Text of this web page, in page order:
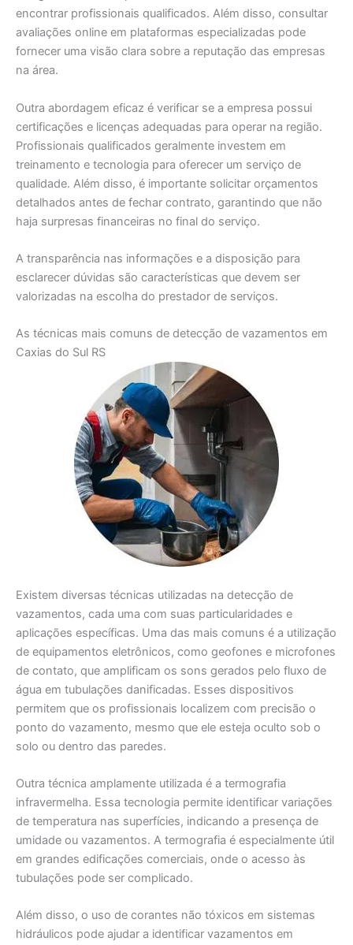
encontrar profissionais qualificados. Além disso, consultar
avaliações online em plataformas especializadas pode
fornecer uma visão clara sobre a reputação das empresas
na área.
Outra abordagem eficaz é verificar se a empresa possui
certificações e licenças adequadas para operar na região.
Profissionais qualificados geralmente investem em
treinamento e tecnologia para oferecer um serviço de
qualidade. Além disso, é importante solicitar orçamentos
detalhados antes de fechar contrato, garantindo que não
haja surpresas financeiras no final do serviço.
A transparência nas informações e a disposição para
esclarecer dúvidas são características que devem ser
valorizadas na escolha do prestador de serviços.
As técnicas mais comuns de detecção de vazamentos em
Caxias do Sul RS
Existem diversas técnicas utilizadas na detecção de
vazamentos, cada uma com suas particularidades e
aplicações específicas. Uma das mais comuns é a utilização
de equipamentos eletrônicos, como geofones e microfones
de contato, que amplificam os sons gerados pelo fluxo de
água em tubulações danificadas. Esses dispositivos
permitem que os profissionais localizem com precisão o
ponto do vazamento, mesmo que ele esteja oculto sob o
solo ou dentro das paredes.
Outra técnica amplamente utilizada é a termografia
infravermelha. Essa tecnologia permite identificar variações
de temperatura nas superfícies, indicando a presença de
umidade ou vazamentos. A termografia é especialmente útil
em grandes edificações comerciais, onde o acesso às
tubulações pode ser complicado.
Além disso, o uso de corantes não tóxicos em sistemas
hidráulicos pode ajudar a identificar vazamentos em